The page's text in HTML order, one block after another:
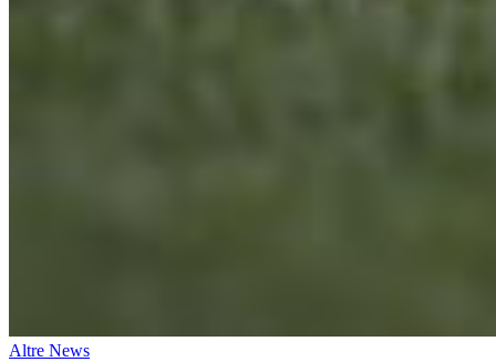
Altre News